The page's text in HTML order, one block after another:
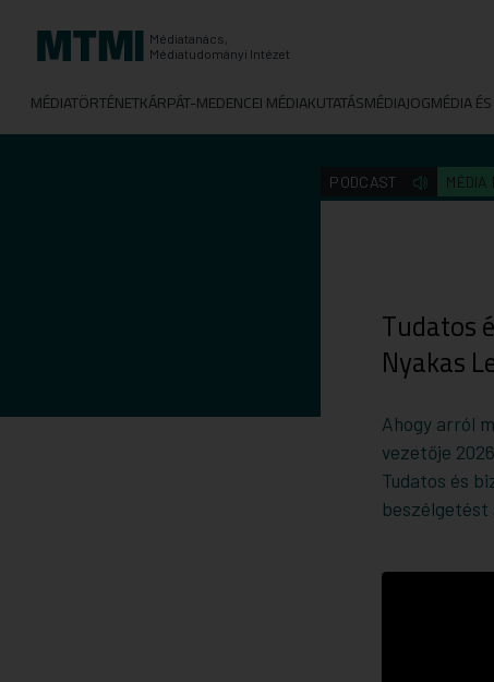
Médiatanács,
Médiatudományi Intézet
MÉDIATÖRTÉNETKÁRPÁT-MEDENCEI MÉDIAKUTATÁSMÉDIAJOGMÉDIA
PODCAST MÉDIA
Tudatos
Nyakas
Ahogy arról
vezetője
Tudatos és
beszélgetést